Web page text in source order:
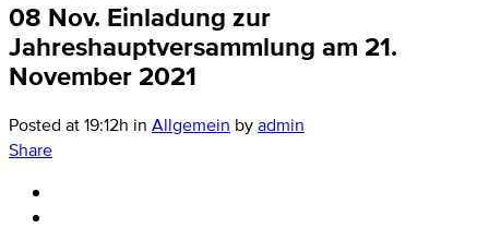
08 Nov. Einladung zur
Jahreshauptversammlung am 21.
November 2021
Posted at 19:12h in Allgemein byadmin
Share